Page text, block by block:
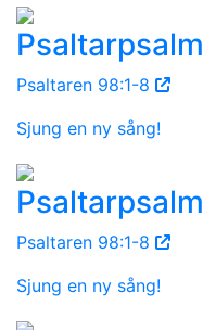
Psaltarpsalm
Psaltaren 98:1-8
Sjung en ny sång!
Psaltarpsalm
Psaltaren 98:1-8
Sjung en ny sång!